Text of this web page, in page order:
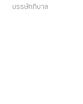
บรรษัทภิบาล